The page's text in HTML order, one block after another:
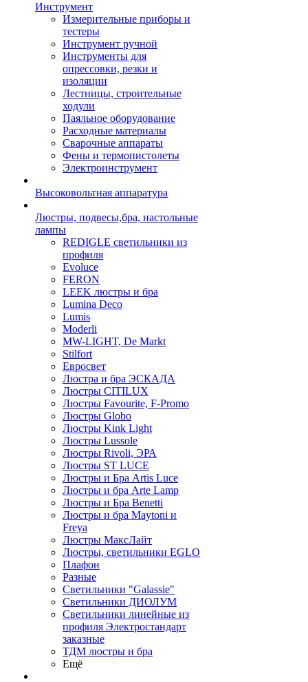
Инструмент
Измерительные приборы и
тестеры
Инструмент ручной
Инструменты для
опрессовки, резки и
изоляции
Лестницы, строительные
ходули
Паяльное оборудование
Расходные материалы
Сварочные аппараты
Фены и термопистолеты
Электроинструмент
Высоковольтная аппаратура
Люстры, подвесы,бра, настольные
лампы
REDIGLE светильники из
профиля
Evoluce
FERON
LEEK люстры и бра
Lumina Deco
Lumis
Moderli
MW-LIGHT, De Markt
Stilfort
Евросвет
Люстра и бра ЭСКАДА
Люстры CITILUX
Люстры Favourite, F-Promo
Люстры Globo
Люстры Kink Light
Люстры Lussole
Люстры Rivoli, ЭРА
Люстры ST LUCE
Люстры и Бра Artis Luce
Люстры и бра Arte Lamp
Люстры и Бра Benetti
Люстры и бра Maytoni и
Freya
Люстры МаксЛайт
Люстры, светильники EGLO
Плафон
Разные
Светильники "Galassie"
Светильники ДИОЛУМ
Светильники линейные из
профиля Электростандарт
заказные
ТДМ люстры и бра
Ещё